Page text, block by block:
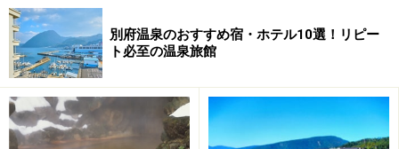
別府温泉のおすすめ宿・ホテル10選！リピー
ト必至の温泉旅館